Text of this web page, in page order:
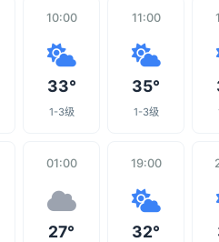
10:00
33°
1-3级
11:00
35°
1-3级
01:00
27°
19:00
32°